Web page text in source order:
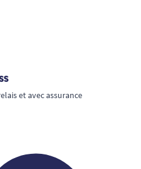
et avec assurance